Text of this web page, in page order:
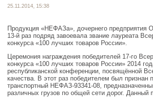
25.11.2014, 15:38
Продукция «НЕФАЗа», дочернего
13-й раз подряд завоевала звание лауреата
конкурса «100 лучших товаров России».
Церемония награждения победителей 17-го
конкурса «100 лучших товаров России» 2014
республиканской конференции, посвящённой
качества. В этот раз победителем был признан
транспортный НЕФАЗ-93341-08,
различных грузов по общей сети дорог. Данный